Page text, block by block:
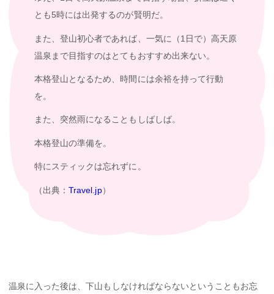
とも5時には出発するのが賢明だ。
また、登山初心者であれば、一気に（1日で）高天原
温泉まで目指すのはとてもおすすめ出来ない。
本格登山となるため、時間には余裕を持って行動
を。
また、突然雨になることもしばしば。
本格登山の準備を。
特にスティックは忘れずに。
（出典：Travel.jp）
温泉に入った後は、下山もしなければならないということもお忘